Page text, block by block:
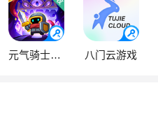
元气骑士前传 八门云游戏